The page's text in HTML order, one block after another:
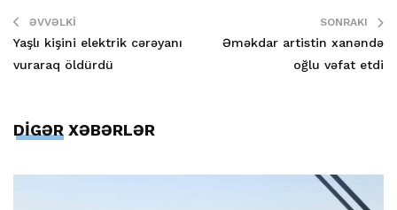
ƏVVƏLKI
Yaşlı kişini elektrik cərəyanı
vuraraq öldürdü
SONRAKI
Əməkdar artistin xanəndə
oğlu vəfat etdi
DİGƏR XƏBƏRLƏR